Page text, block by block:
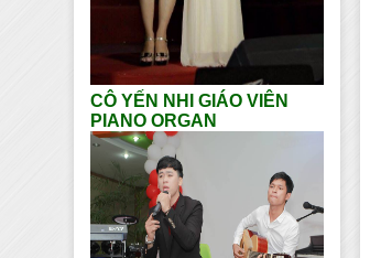
CÔ YẾN NHI GIÁO VIÊN
PIANO ORGAN